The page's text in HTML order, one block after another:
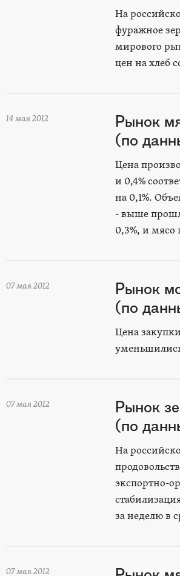
На
фуражное
мирового
цен на хлеб
14 мая 2012
Рынок
(по
Цена
и 0,4%
на 0,1%.
- выше
0,3%, и
07 мая 2012
Рынок
(по
Цена
07 мая 2012
Рынок
(по
На
экспортно-
за неделю в
07 мая 2012